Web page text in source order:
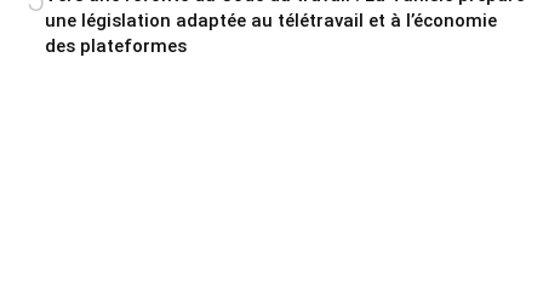
une législation adaptée au télétravail et à l’économie
des plateformes